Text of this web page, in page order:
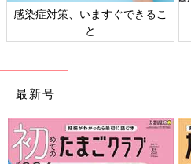
感染症対策、いますぐできるこ
と
最新号